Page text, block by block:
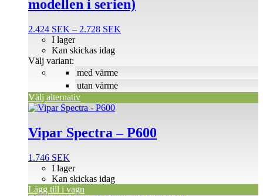
modellen i serien)
2.424 SEK – 2.728 SEK
med värme
utan värme
I lager
Kan skickas idag
Välj variant:
Välj alternativ
flera
De
olika
alternativen
kan
väljas
produktsidan
Vipar Spectra – P600
1.746 SEK
I lager
Kan skickas idag
Lägg till i vagn